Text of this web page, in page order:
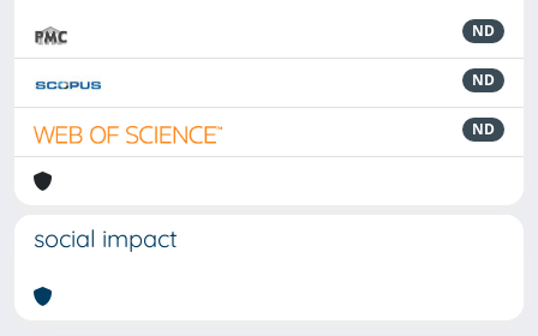
ND
ND
ND
social impact